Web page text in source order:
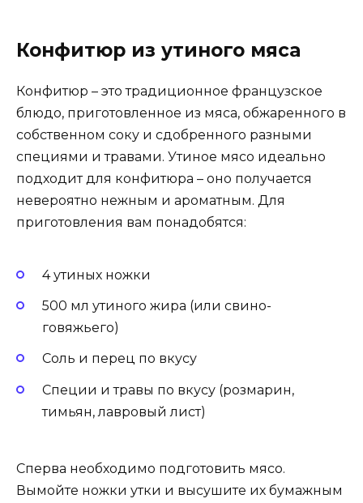
Конфитюр из утиного мяса
Конфитюр – это традиционное французское
блюдо, приготовленное из мяса, обжаренного в
собственном соку и сдобренного разными
специями и травами. Утиное мясо идеально
подходит для конфитюра – оно получается
невероятно нежным и ароматным. Для
приготовления вам понадобятся:
4 утиных ножки
500 мл утиного жира (или свино-
говяжьего)
Соль и перец по вкусу
Специи и травы по вкусу (розмарин,
тимьян, лавровый лист)
Сперва необходимо подготовить мясо.
Вымойте ножки утки и высушите их бумажным